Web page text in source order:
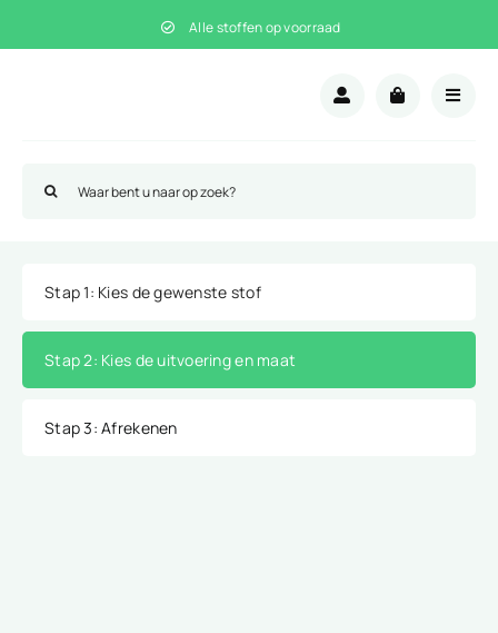
naar
Alle stoffen op voorraad
naar:
Stap 1: Kies de gewenste stof
Stap 2: Kies de uitvoering en maat
Stap 3: Afrekenen